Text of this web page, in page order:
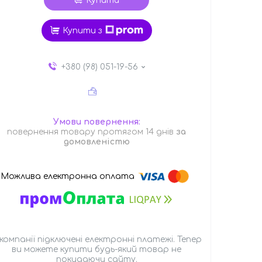
Купити з
+380 (98) 051-19-56
повернення товару протягом 14 днів за
домовленістю
підключені електронні платежі. Тепер
ви можете купити будь-який товар не
покидаючи сайту.